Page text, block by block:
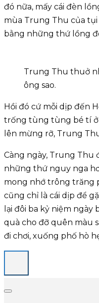
đó nữa, mấy cái đèn
mùa Trung Thu của
bằng những thứ lồng
Trung Thu thuở
ông sao.
Hồi đó cứ mỗi dịp đến
trống tùng tùng bé tí ở
lên mừng rỡ, Trung
Càng ngày, Trung Thu
những thứ nguy nga
mong nhớ trông trăng
cũng chỉ là cái dịp để
lại đôi ba kỷ niệm
quà cho đỡ quên màu
đi chơi, xuống phố hò